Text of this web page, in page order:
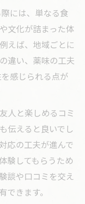
には、単なる食
文化が詰まった体
えば、地域ごとに
違い、薬味の工夫
感じられる点が
人と楽しめるコミ
伝えると良いでし
応の工夫が進んで
験してもらうため
談や口コミを交え
できます。